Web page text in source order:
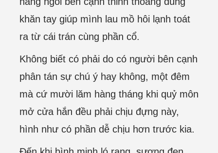
khăn tay giúp mình lau mồ hôi lạnh toát
ra từ cái trán cùng phần cổ.
Không biết có phải do có người bên cạnh
phân tán sự chú ý hay không, một đêm
mà cứ mười lăm hàng tháng khi quỷ môn
mở cửa hắn đều phải chịu đựng này,
hình như có phần dễ chịu hơn trước kia.